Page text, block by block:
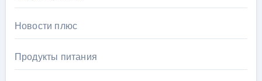
Новости плюс
Продукты питания